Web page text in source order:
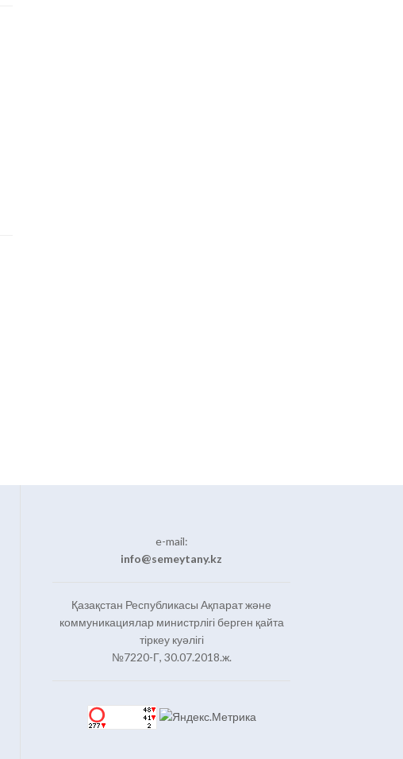
e-mail:
info@semeytany.kz
Қазақстан Республикасы Ақпарат және
коммуникациялар министрлігі берген қайта
тіркеу куәлігі
№7220-Г, 30.07.2018.ж.